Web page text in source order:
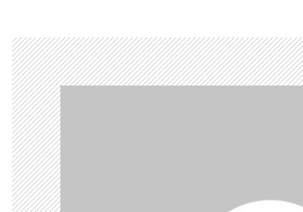
а
ц
и
я